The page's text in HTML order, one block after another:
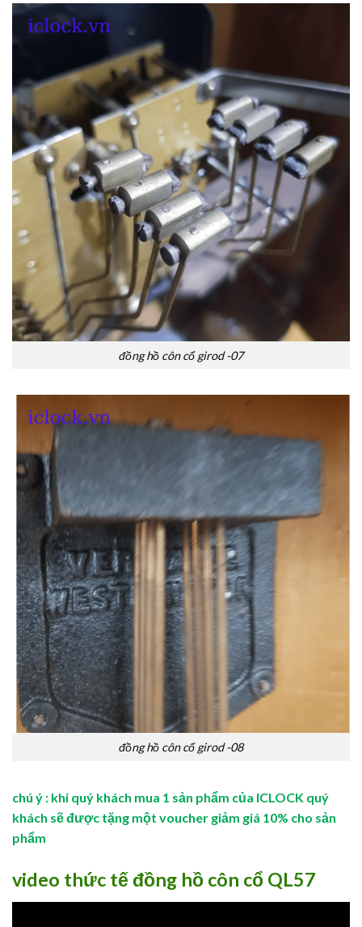
đồng hồ côn cổ girod -07
đồng hồ côn cổ girod -08
chú ý : khi quý khách mua 1 sản phẩm của ICLOCK quý
khách sẽ được tặng một voucher giảm giá 10% cho sản
phẩm
video thức tế đồng hồ côn cổ QL57